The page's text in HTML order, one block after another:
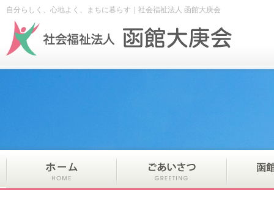
自分らしく、心地よく、まちに暮らす｜社会福祉法人 函館大庚会